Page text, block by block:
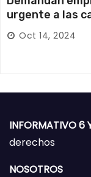
urgente a las
Oct 14, 2024
INFORMATIVO 6
derechos
NOSOTROS